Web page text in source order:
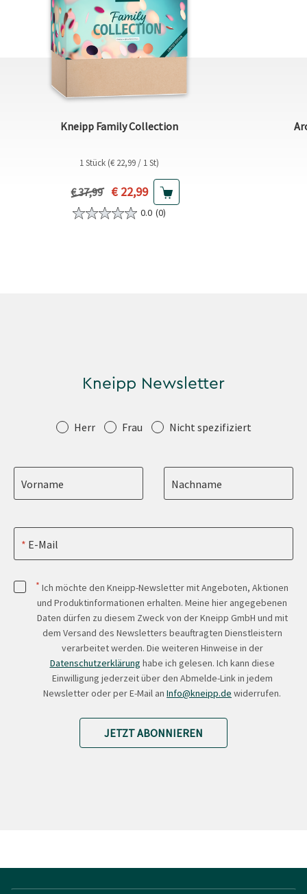
Kneipp Family Collection
1 Stück (€ 22,99 / 1 St)
Vorheriger Preis
€ 37,99 Aktueller Preis
€ 22,99
0.0 (0)
Kneipp Newsletter
Anrede Herr Frau Nicht spezifiziert
Vorname Nachname
E-Mail
* Ich möchte den Kneipp-Newsletter mit Angeboten, Aktionen
und Produktinformationen erhalten. Meine hier angegebenen
Daten dürfen zu diesem Zweck von der Kneipp GmbH und mit
dem Versand des Newsletters beauftragten Dienstleistern
verarbeitet werden. Die weiteren Hinweise in der
Datenschutzerklärung habe ich gelesen. Ich kann diese
Einwilligung jederzeit über den Abmelde-Link in jedem
Newsletter oder per E-Mail an Info@kneipp.de widerrufen.
JETZT ABONNIEREN